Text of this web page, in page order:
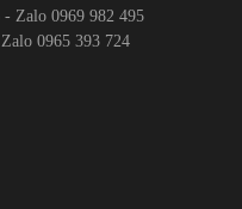
Zalo 0969 982 495
0965 393 724